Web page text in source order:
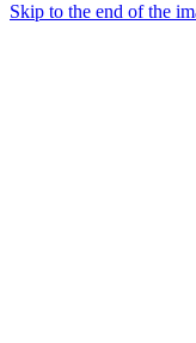
Skip to the end of the